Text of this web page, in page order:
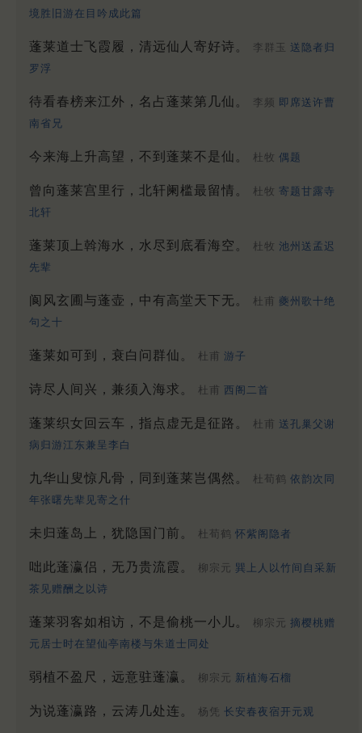
境胜旧游在目吟成此篇
蓬莱道士飞霞履，清远仙人寄好诗。 李群玉 送隐者归
罗浮
待看春榜来江外，名占蓬莱第几仙。 李频 即席送许曹
南省兄
今来海上升高望，不到蓬莱不是仙。 杜牧 偶题
曾向蓬莱宫里行，北轩阑槛最留情。 杜牧 寄题甘露寺
北轩
蓬莱顶上斡海水，水尽到底看海空。 杜牧 池州送孟迟
先辈
阆风玄圃与蓬壶，中有高堂天下无。 杜甫 夔州歌十绝
句之十
蓬莱如可到，衰白问群仙。 杜甫 游子
诗尽人间兴，兼须入海求。 杜甫 西阁二首
蓬莱织女回云车，指点虚无是征路。 杜甫 送孔巢父谢
病归游江东兼呈李白
九华山叟惊凡骨，同到蓬莱岂偶然。 杜荀鹤 依韵次同
年张曙先辈见寄之什
未归蓬岛上，犹隐国门前。 杜荀鹤 怀紫阁隐者
咄此蓬瀛侣，无乃贵流霞。 柳宗元 巽上人以竹间自采新
茶见赠酬之以诗
蓬莱羽客如相访，不是偷桃一小儿。 柳宗元 摘樱桃赠
元居士时在望仙亭南楼与朱道士同处
弱植不盈尺，远意驻蓬瀛。 柳宗元 新植海石榴
为说蓬瀛路，云涛几处连。 杨凭 长安春夜宿开元观